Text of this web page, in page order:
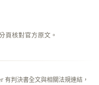
頁核對官方原文。
判決書全文與相關法規連結，